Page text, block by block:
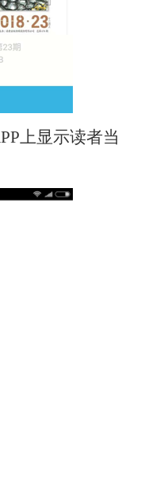
上显示读者当